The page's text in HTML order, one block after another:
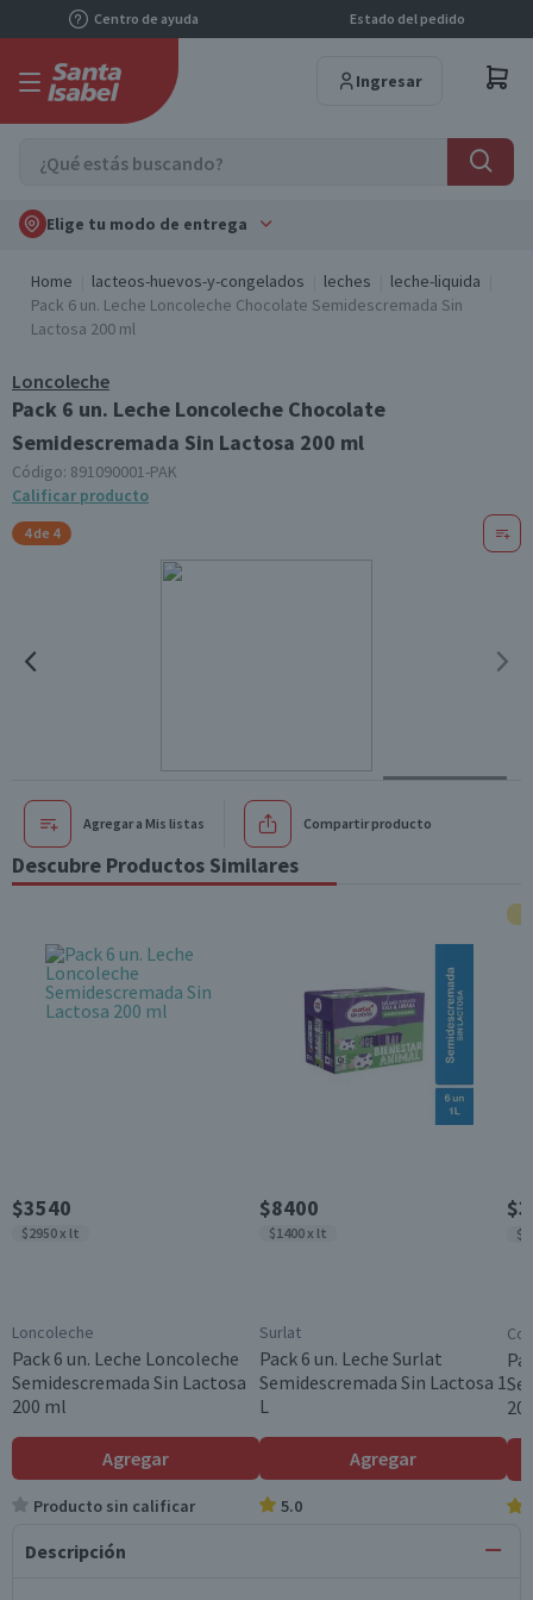
Centro de ayuda Estado del pedido
Ingresar
Elige tu modo de entrega
Home lacteos-huevos-y-congelados leches
leche-liquida
Pack 6 un. Leche Loncoleche Chocolate Semidescremada Sin
Lactosa 200 ml
Loncoleche
Pack 6 un. Leche Loncoleche Chocolate
Semidescremada Sin Lactosa 200 ml
Código: 891090001-PAK
Calificar producto
4 de 4
Agregar a Mis listas Compartir producto
Descubre Productos Similares
$3540
$2950 x lt
Loncoleche
Pack 6 un. Leche Loncoleche
Semidescremada Sin Lactosa
200 ml
Agregar
Producto sin calificar
$8400
$1400 x lt
Surlat
Pack 6 un. Leche Surlat
Semidescremada Sin Lactosa 1
L
Agregar
5.0
Descripción